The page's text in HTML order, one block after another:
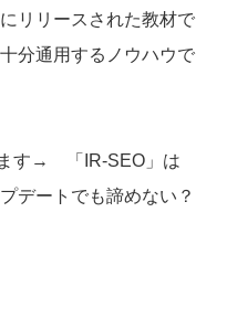
リリースされた教材で
分通用するノウハウで
ます→
「IR-SEO」は
デートでも諦めない？